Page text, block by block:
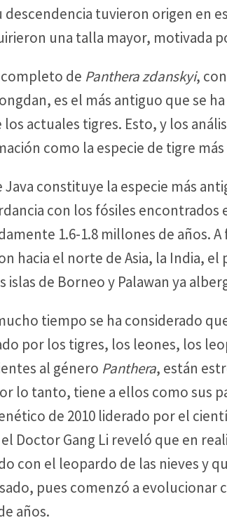
descendencia tuvieron origen en
una talla mayor, motivada
de Panthera zdanskyi,
es el más antiguo que se
los actuales tigres. Esto, y los
como la especie de tigre
Java constituye la especie más
con los fósiles encontrados
1.6-1.8 millones de años.
hacia el norte de Asia, la India,
islas de Borneo y Palawan ya
tiempo se ha considerado
por los tigres, los leones, los
al género Panthera, están
lo tanto, tiene a ellos como sus
de 2010 liderado por el
Doctor Gang Li reveló que en
con el leopardo de las nieves y
pues comenzó a evolucionar
años.